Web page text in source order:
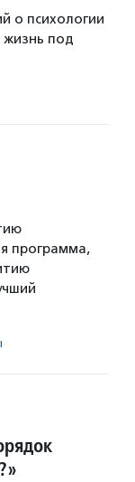
о психологии
жизнь под
программа,